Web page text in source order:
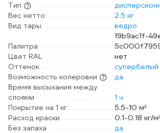
Тип
Вес нетто
2.5 кг
Вид тары
ведро
Палитра
19b9ac1f-
Цвет RAL
нет
Оттенок
супербелый
Возможность колеровки
да
Время высыхания между
слоями
1 ч
Покрытие на 1 кг
5.5-10 м²
Расход краски
0.1-0.18 кг/
Без запаха
да